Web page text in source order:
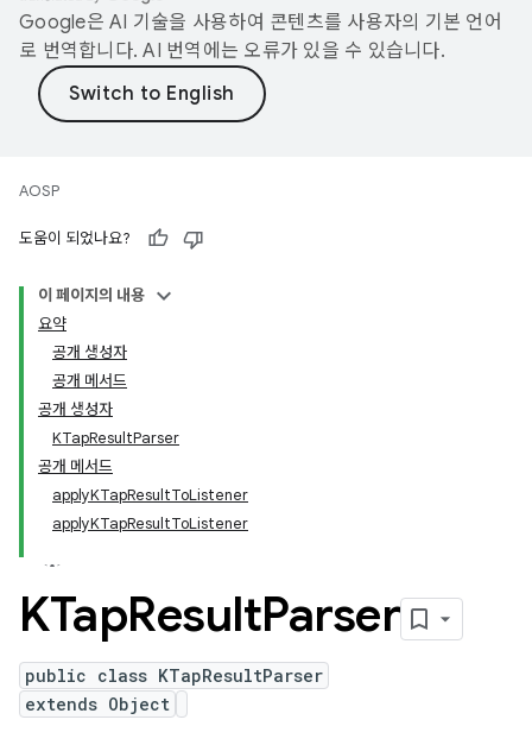
Google은 AI 기술을 사용하여 콘텐츠를 사용자의 기본 언어
로 번역합니다. AI 번역에는 오류가 있을 수 있습니다.
AOSP
도움이 되었나요?
이 페이지의 내용
요약
공개 생성자
공개 메서드
공개 생성자
KTapResultParser
공개 메서드
applyKTapResultToListener
applyKTapResultToListener
KTapResultParser
public class KTapResultParser
extends Object